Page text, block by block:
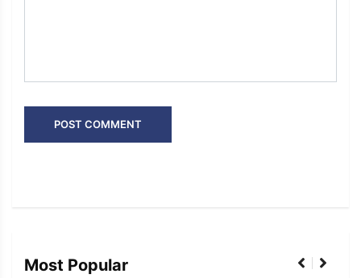
Most Popular